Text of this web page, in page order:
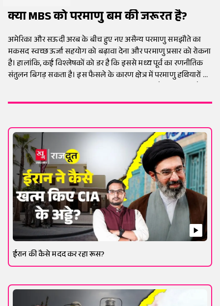
क्या MBS को परमाणु बम की जरूरत है?
अमेरिका और सऊदी अरब के बीच हुए नए असैन्य परमाणु समझौते का
मकसद स्वच्छ ऊर्जा सहयोग को बढ़ावा देना और परमाणु प्रसार को रोकना
है। हालांकि, कई विश्लेषकों को डर है कि इससे मध्य पूर्व का रणनीतिक
संतुलन बिगड़ सकता है। इस फैसले के कारण क्षेत्र में परमाणु हथियारों की
यह समझौता पूरे मध्य पूर्व और वैश्विक स्तर पर गंभीर बहस का विषय बना
ईरान की कैसे मदद कर रहा रूस?